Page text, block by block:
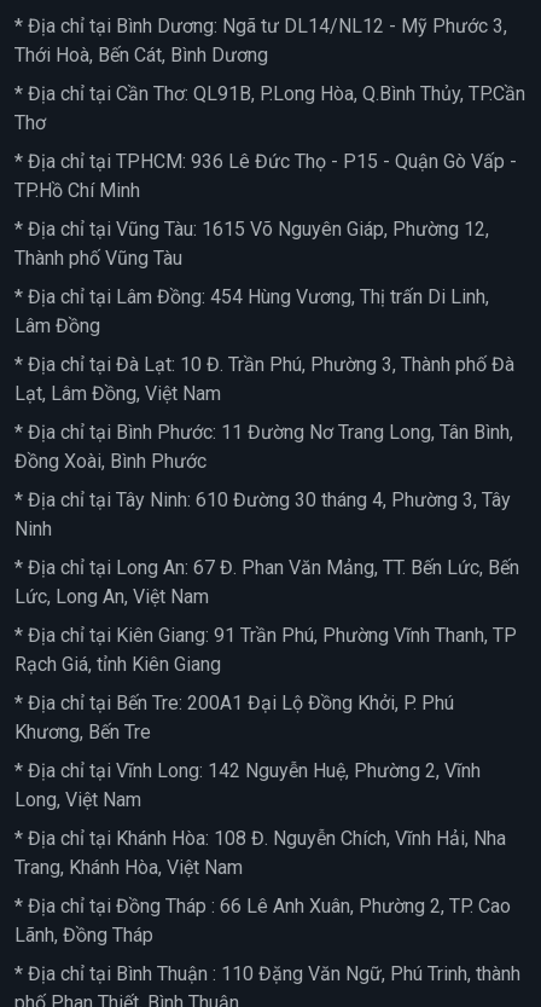
* Địa chỉ tại Bình Dương: Ngã tư DL14/NL12 - Mỹ Phước 3,
Thới Hoà, Bến Cát, Bình Dương
* Địa chỉ tại Cần Thơ: QL91B, P.Long Hòa, Q.Bình Thủy, TP.Cần
Thơ
* Địa chỉ tại TPHCM: 936 Lê Đức Thọ - P15 - Quận Gò Vấp -
TP.Hồ Chí Minh
* Địa chỉ tại Vũng Tàu: 1615 Võ Nguyên Giáp, Phường 12,
Thành phố Vũng Tàu
* Địa chỉ tại Lâm Đồng: 454 Hùng Vương, Thị trấn Di Linh,
Lâm Đồng
* Địa chỉ tại Đà Lạt: 10 Đ. Trần Phú, Phường 3, Thành phố Đà
Lạt, Lâm Đồng, Việt Nam
* Địa chỉ tại Bình Phước: 11 Đường Nơ Trang Long, Tân Bình,
Đồng Xoài, Bình Phước
* Địa chỉ tại Tây Ninh: 610 Đường 30 tháng 4, Phường 3, Tây
Ninh
* Địa chỉ tại Long An: 67 Đ. Phan Văn Mảng, TT. Bến Lức, Bến
Lức, Long An, Việt Nam
* Địa chỉ tại Kiên Giang: 91 Trần Phú, Phường Vĩnh Thanh, TP
Rạch Giá, tỉnh Kiên Giang
* Địa chỉ tại Bến Tre: 200A1 Đại Lộ Đồng Khởi, P. Phú
Khương, Bến Tre
* Địa chỉ tại Vĩnh Long: 142 Nguyễn Huệ, Phường 2, Vĩnh
Long, Việt Nam
* Địa chỉ tại Khánh Hòa: 108 Đ. Nguyễn Chích, Vĩnh Hải, Nha
Trang, Khánh Hòa, Việt Nam
* Địa chỉ tại Đồng Tháp : 66 Lê Anh Xuân, Phường 2, TP. Cao
Lãnh, Đồng Tháp
* Địa chỉ tại Bình Thuận : 110 Đặng Văn Ngữ, Phú Trinh, thành